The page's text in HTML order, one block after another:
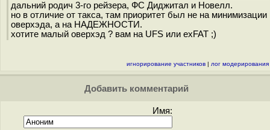
дальний родич 3-го рейзера, ФС Диджитал и Новелл.
но в отличие от такса, там приоритет был не на минимизации
оверхэда, а на НАДЕЖНОСТИ.
хотите малый оверхэд ? вам на UFS или exFAT ;)
игнорирование участников | лог модерирования
Добавить комментарий
Имя: